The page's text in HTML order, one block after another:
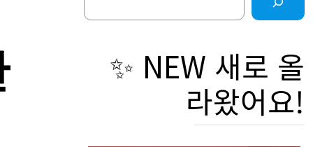
✨ NEW 새로 올
라왔어요!